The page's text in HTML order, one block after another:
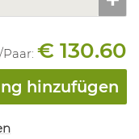
Paar: € 130.60
hinzufügen